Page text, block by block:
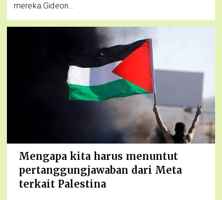
mereka.Gideon...
Mengapa kita harus menuntut
pertanggungjawaban dari Meta
terkait Palestina